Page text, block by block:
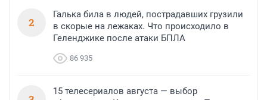
2
Галька била в людей, пострадавших грузили
в скорые на лежаках. Что происходило в
Геленджике после атаки БПЛА
86 935
15 телесериалов августа — выбор